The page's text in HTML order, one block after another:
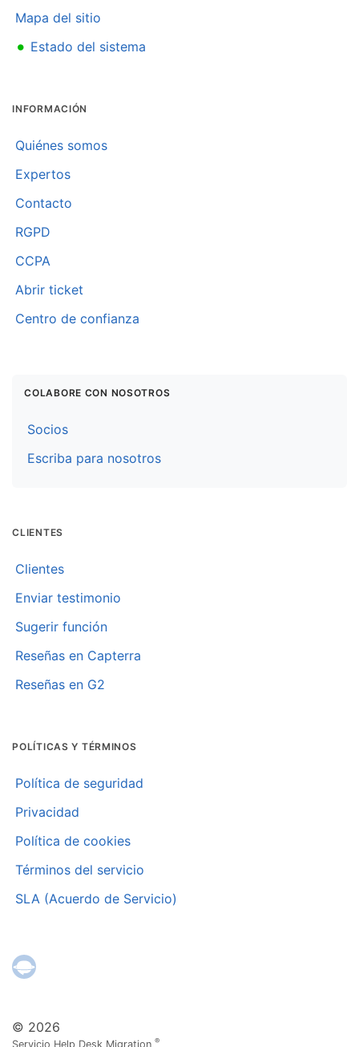
© 2026
Servicio Help Desk Migration®
Mapa del sitio
• Estado del sistema
INFORMACIÓN
Quiénes somos
Expertos
Contacto
RGPD
CCPA
Abrir ticket
Centro de confianza
COLABORE CON NOSOTROS
Socios
Escriba para nosotros
CLIENTES
Clientes
Enviar testimonio
Sugerir función
Reseñas en Capterra
Reseñas en G2
POLÍTICAS Y TÉRMINOS
Política de seguridad
Privacidad
Política de cookies
Términos del servicio
SLA (Acuerdo de Servicio)